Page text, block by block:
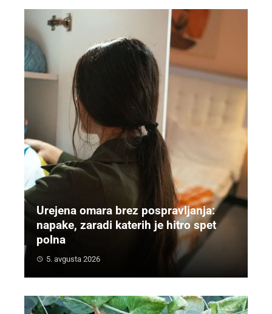
Urejena omara brez pospravljanja:
napake, zaradi katerih je hitro spet
polna
5. avgusta 2026